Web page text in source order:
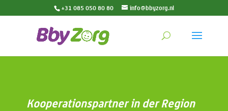
+31 085 050 80 80 info@bbyzorg.nl
Kooperationspartner in der Region